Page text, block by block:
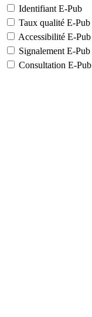
Identifiant E-Pub
Taux qualité E-Pub
Accessibilité E-Pub
Signalement E-Pub
Consultation E-Pub